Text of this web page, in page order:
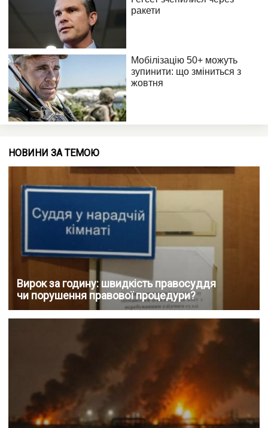
НОВИНИ ЗА ТЕМОЮ
Вирок за годину: швидкість правосуддя
чи порушення правової процедури?